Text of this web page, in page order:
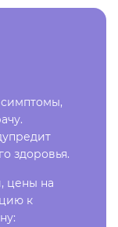
здоровья.
цены на
к